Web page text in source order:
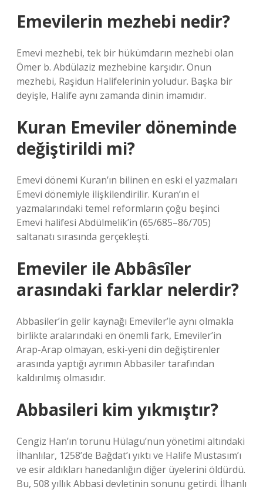
Emevilerin mezhebi nedir?
Emevi mezhebi, tek bir hükümdarın mezhebi olan
Ömer b. Abdülaziz mezhebine karşıdır. Onun
mezhebi, Raşidun Halifelerinin yoludur. Başka bir
deyişle, Halife aynı zamanda dinin imamıdır.
Kuran Emeviler döneminde
değiştirildi mi?
Emevi dönemi Kuran’ın bilinen en eski el yazmaları
Emevi dönemiyle ilişkilendirilir. Kuran’ın el
yazmalarındaki temel reformların çoğu beşinci
Emevi halifesi Abdülmelik’in (65/685–86/705)
saltanatı sırasında gerçekleşti.
Emeviler ile Abbâsîler
arasındaki farklar nelerdir?
Abbasiler’in gelir kaynağı Emeviler’le aynı olmakla
birlikte aralarındaki en önemli fark, Emeviler’in
Arap-Arap olmayan, eski-yeni din değiştirenler
arasında yaptığı ayrımın Abbasiler tarafından
kaldırılmış olmasıdır.
Abbasileri kim yıkmıştır?
Cengiz Han’ın torunu Hülagu’nun yönetimi altındaki
İlhanlılar, 1258’de Bağdat’ı yıktı ve Halife Mustasım’ı
ve esir aldıkları hanedanlığın diğer üyelerini öldürdü.
Bu, 508 yıllık Abbasi devletinin sonunu getirdi. İlhanlı